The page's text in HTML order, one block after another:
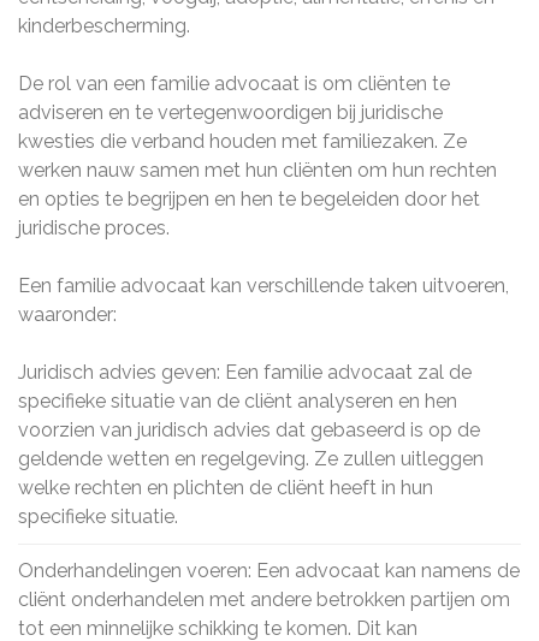
kinderbescherming.
De rol van een familie advocaat is om cliënten te
adviseren en te vertegenwoordigen bij juridische
kwesties die verband houden met familiezaken. Ze
werken nauw samen met hun cliënten om hun rechten
en opties te begrijpen en hen te begeleiden door het
juridische proces.
Een familie advocaat kan verschillende taken uitvoeren,
waaronder:
Juridisch advies geven: Een familie advocaat zal de
specifieke situatie van de cliënt analyseren en hen
voorzien van juridisch advies dat gebaseerd is op de
geldende wetten en regelgeving. Ze zullen uitleggen
welke rechten en plichten de cliënt heeft in hun
specifieke situatie.
Onderhandelingen voeren: Een advocaat kan namens de
cliënt onderhandelen met andere betrokken partijen om
tot een minnelijke schikking te komen. Dit kan